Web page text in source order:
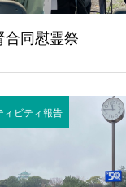
合同慰霊祭
ビティ報告